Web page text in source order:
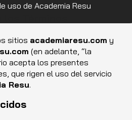
uso de Academia Resu
sitios academiaresu.com y
(en adelante, “la
acepta los presentes
que rigen el uso del servicio
Resu.